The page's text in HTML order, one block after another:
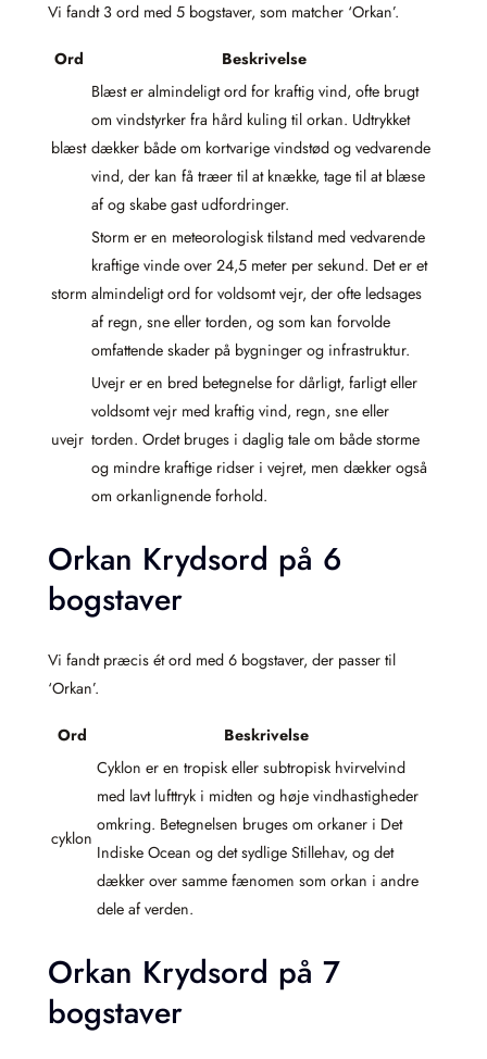
Vi fandt 3 ord med 5 bogstaver, som matcher ‘Orkan’.
Ord Beskrivelse
blæst
Blæst er almindeligt ord for kraftig vind, ofte brugt
om vindstyrker fra hård kuling til orkan. Udtrykket
dækker både om kortvarige vindstød og vedvarende
vind, der kan få træer til at knække, tage til at blæse
af og skabe gast udfordringer.
storm
Storm er en meteorologisk tilstand med vedvarende
kraftige vinde over 24,5 meter per sekund. Det er et
almindeligt ord for voldsomt vejr, der ofte ledsages
af regn, sne eller torden, og som kan forvolde
omfattende skader på bygninger og infrastruktur.
uvejr
Uvejr er en bred betegnelse for dårligt, farligt eller
voldsomt vejr med kraftig vind, regn, sne eller
torden. Ordet bruges i daglig tale om både storme
og mindre kraftige ridser i vejret, men dækker også
om orkanlignende forhold.
Orkan Krydsord på 6
bogstaver
Vi fandt præcis ét ord med 6 bogstaver, der passer til
‘Orkan’.
Ord Beskrivelse
cyklon
Cyklon er en tropisk eller subtropisk hvirvelvind
med lavt lufttryk i midten og høje vindhastigheder
omkring. Betegnelsen bruges om orkaner i Det
Indiske Ocean og det sydlige Stillehav, og det
dækker over samme fænomen som orkan i andre
dele af verden.
Orkan Krydsord på 7
bogstaver